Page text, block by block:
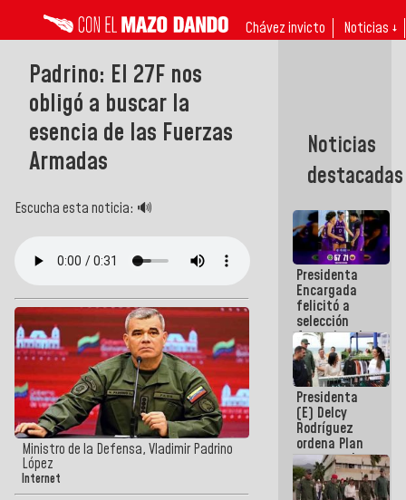
Chávez invicto Noticias ↓
Padrino: El 27F nos
obligó a buscar la
esencia de las Fuerzas
Armadas
Escucha esta noticia: 🔊
Ministro de la Defensa, Vladimir Padrino
López
Internet
Noticias
destacadas
Presidenta
Encargada
felicitó a
selección
femenina de
baloncesto
por su
clasificación
a la
AmeriCup
2027
Presidenta
(E) Delcy
Rodríguez
ordena Plan
maestro de
desarrollo
logístico y